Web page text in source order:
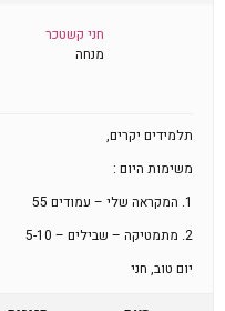
חני קשטכר
מנחה
תלמידים יקרים,
משימות היום :
1. המקראה שלי – עמודים 55
2. מתמטיקה – שבילים – 5-10
יום טוב, חני